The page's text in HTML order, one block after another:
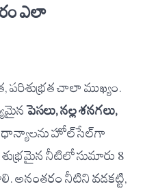
ఎలా
చాలా ముఖ్యం.
పెసలు, నల్ల శనగలు,
ధాన్యాలను హోల్‌సేల్‌గా
నీటిలో సుమారు 8
అనంతరం నీటిని వడకట్టి,